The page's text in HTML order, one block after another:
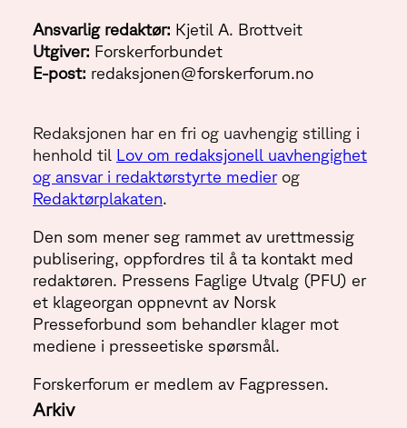
Ansvarlig redaktør: Kjetil A. Brottveit
Utgiver: Forskerforbundet
E-post: redaksjonen@forskerforum.no
Redaksjonen har en fri og uavhengig stilling i
henhold til Lov om redaksjonell uavhengighet
og ansvar i redaktørstyrte medierog
Redaktørplakaten.
Den som mener seg rammet av urettmessig
publisering, oppfordres til å ta kontakt med
redaktøren. Pressens Faglige Utvalg (PFU) er
et klageorgan oppnevnt av Norsk
Presseforbund som behandler klager mot
mediene i presseetiske spørsmål.
Forskerforum er medlem av Fagpressen.
Arkiv